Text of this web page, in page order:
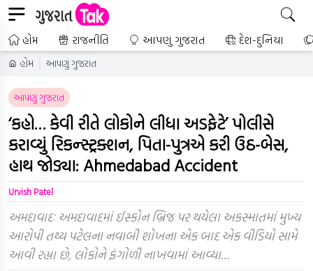
હોમ રાજનીતિ આપણું ગુજરાત દેશ-દુનિયા
હોમ આપણું ગુજરાત
આપણું ગુજરાત
‘કહો… કેવી રીતે લોકોને લીધા અડફેટે’ પોલીસે
કરાવ્યું રિકન્સ્ટ્રક્શન, પિતા-પુત્રએ કરી ઉઠ-બેસ,
હાથ જોડ્યા: Ahmedabad Accident
Urvish Patel
અમદાવાદઃ અમદાવાદમાં ઈસ્કોન બ્રિજ પર થયેલા અકસ્માતમાં મુખ્ય
આરોપી તથ્ય પટેલના નવાબી શોખના એક બાદ એક વીડિયો સામે
આવી રહ્યા છે, લોકોને ફંગોળી નાખવામાં આવ્યા…